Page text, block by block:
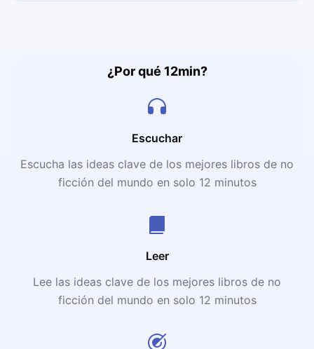
¿Por qué 12min?
Escuchar
Escucha las ideas clave de los mejores libros de no
ficción del mundo en solo 12 minutos
Leer
Lee las ideas clave de los mejores libros de no
ficción del mundo en solo 12 minutos